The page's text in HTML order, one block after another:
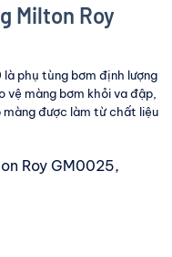
Milton Roy
phụ tùng bơm định lượng
vệ màng bơm khỏi va đập,
màng được làm từ chất liệu
Roy GM0025,